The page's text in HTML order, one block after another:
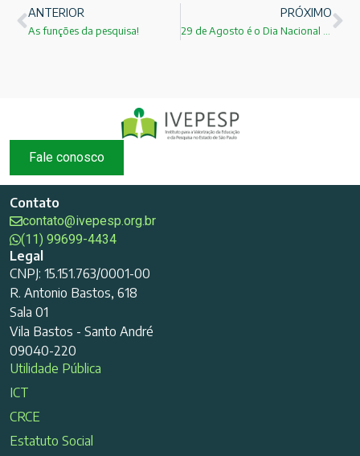
ANTERIOR
As funções da pesquisa!
PRÓXIMO
Fale conosco
Contato
contato@ivepesp.org.br
(11) 99699-4434
Legal
CNPJ: 15.151.763/0001-00
R. Antonio Bastos, 618
Sala 01
Vila Bastos - Santo André
09040-220
Utilidade Pública
ICT
CRCE
Estatuto Social